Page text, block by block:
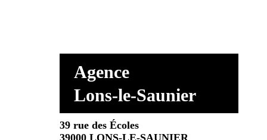
Agence
Lons-le-Saunier
39 rue des Écoles